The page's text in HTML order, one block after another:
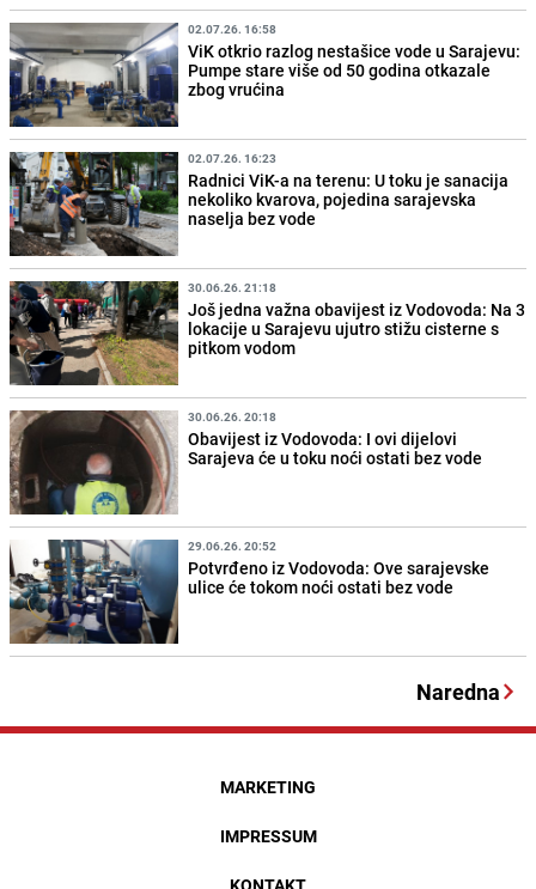
02.07.26. 16:58
ViK otkrio razlog nestašice vode u Sarajevu:
Pumpe stare više od 50 godina otkazale
zbog vrućina
02.07.26. 16:23
Radnici ViK-a na terenu: U toku je sanacija
nekoliko kvarova, pojedina sarajevska
naselja bez vode
30.06.26. 21:18
Još jedna važna obavijest iz Vodovoda: Na 3
lokacije u Sarajevu ujutro stižu cisterne s
pitkom vodom
30.06.26. 20:18
Obavijest iz Vodovoda: I ovi dijelovi
Sarajeva će u toku noći ostati bez vode
29.06.26. 20:52
Potvrđeno iz Vodovoda: Ove sarajevske
ulice će tokom noći ostati bez vode
Naredna
MARKETING
IMPRESSUM